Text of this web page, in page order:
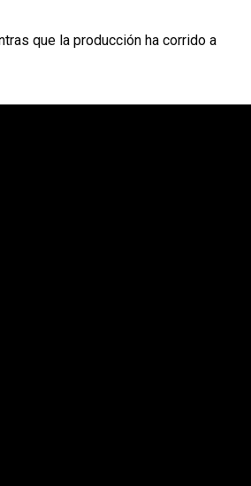
que la producción ha corrido a